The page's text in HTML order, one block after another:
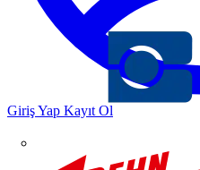
Giriş Yap Kayıt Ol